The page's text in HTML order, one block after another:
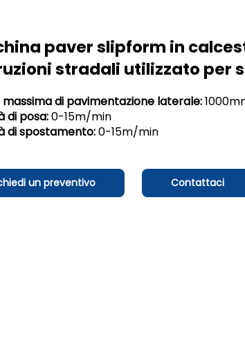
paver slipform in
stradali utilizzato per
di pavimentazione laterale:
di posa:0-15m/min
di spostamento:0-15m/min
un preventivo Contattaci